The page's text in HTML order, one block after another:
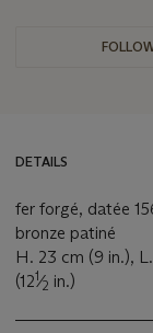
DETAILS
fer forgé, datée
bronze patiné
H. 23 cm (9 in.),
(121⁄2 in.)